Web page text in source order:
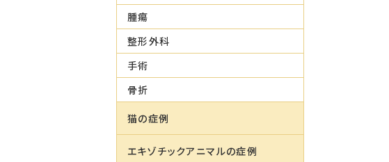
腫瘍
整形外科
手術
骨折
猫の症例
エキゾチックアニマルの症例